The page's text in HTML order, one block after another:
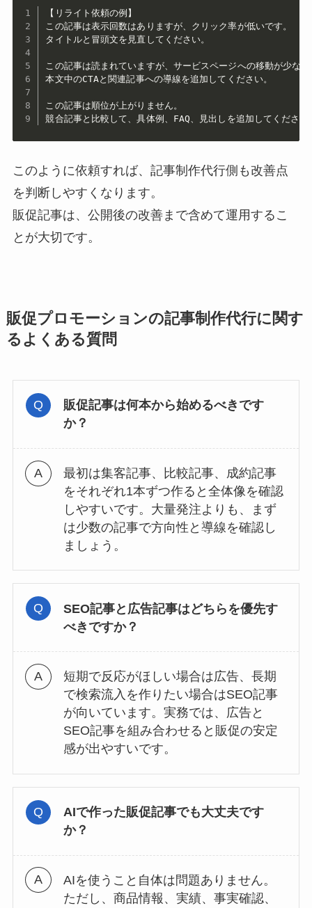
【リライト依頼の例】
この記事は表示回数はありますが、クリック率が低いです。
タイトルと冒頭文を見直してください。
この記事は読まれていますが、サービスページへの移動が少な
本文中のCTAと関連記事への導線を追加してください。
この記事は順位が上がりません。
競合記事と比較して、具体例、FAQ、見出しを追加してください
このように依頼すれば、記事制作代行側も改善点
を判断しやすくなります。
販促記事は、公開後の改善まで含めて運用するこ
とが大切です。
販促プロモーションの記事制作代行に関す
るよくある質問
販促記事は何本から始めるべきです
か？
最初は集客記事、比較記事、成約記事
をそれぞれ1本ずつ作ると全体像を確認
しやすいです。大量発注よりも、まず
は少数の記事で方向性と導線を確認し
ましょう。
SEO記事と広告記事はどちらを優先す
べきですか？
短期で反応がほしい場合は広告、長期
で検索流入を作りたい場合はSEO記事
が向いています。実務では、広告と
SEO記事を組み合わせると販促の安定
感が出やすいです。
AIで作った販促記事でも大丈夫です
か？
AIを使うこと自体は問題ありません。
ただし、商品情報、実績、事実確認、